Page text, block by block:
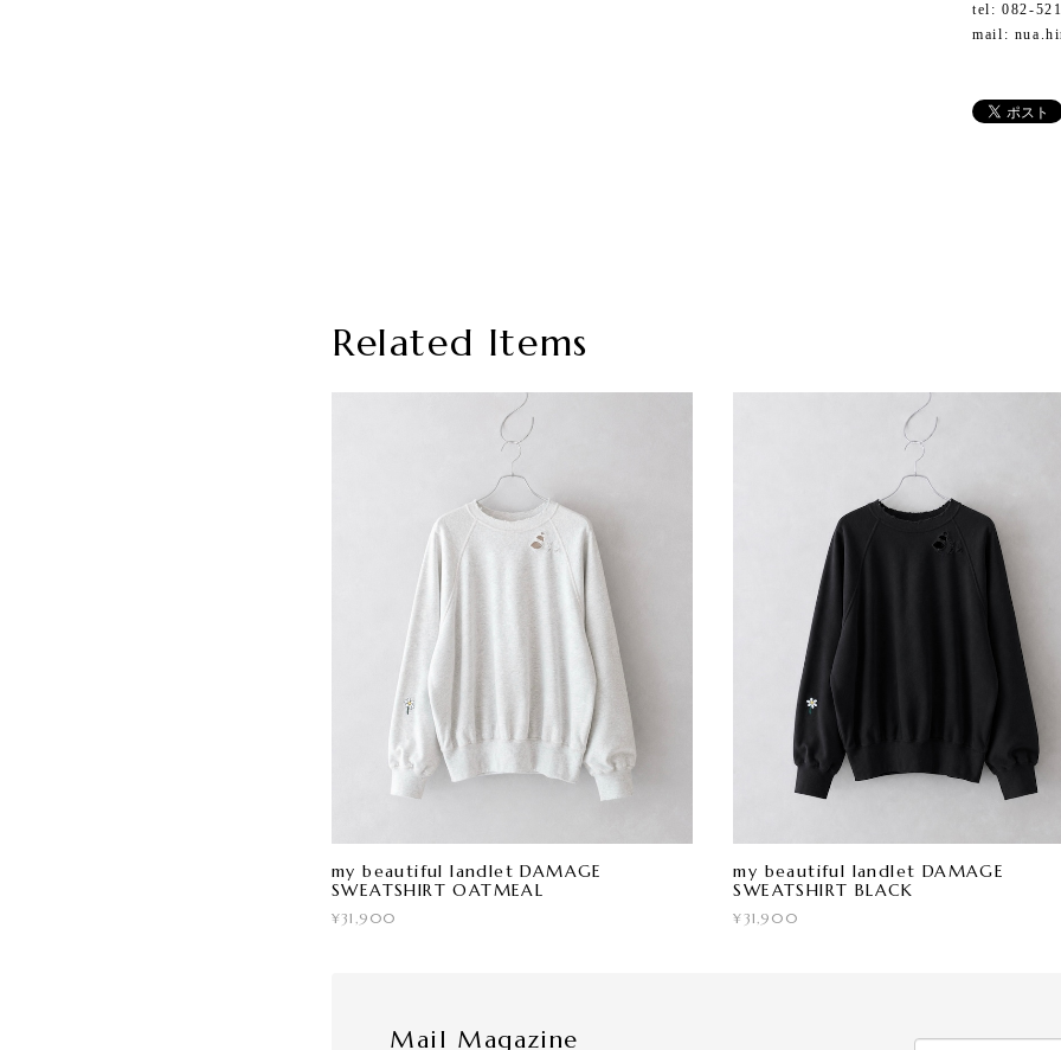
tel: 082-
mail:
Related Items
my beautiful landlet DAMAGE
SWEATSHIRT OATMEAL
¥31,900
my beautiful landlet DAMAGE
SWEATSHIRT BLACK
¥31,900
Mail Magazine